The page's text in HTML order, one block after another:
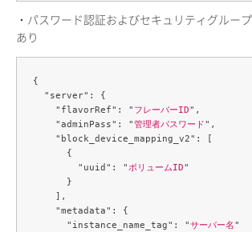
・パスワード認証およびセキュリティグループ
あり
{
  "server": {
    "flavorRef": "
フレーバーID",
    "adminPass": "
管理者パスワード",
    "block_device_mapping_v2": [
      {
        "uuid": "
ボリュームID"
      }
    ],
    "metadata": {
      "instance_name_tag": "
サーバー名"